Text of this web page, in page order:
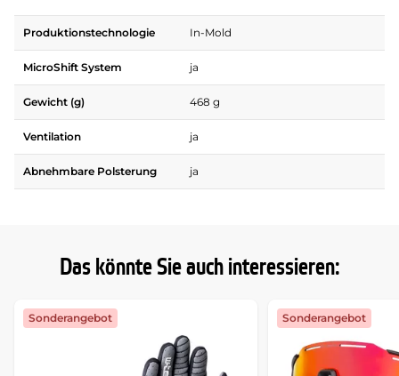
Das könnte Sie auch interessieren:
Sonderangebot Sonderangebot
Produktionstechnologie In-Mold
MicroShift System ja
Gewicht (g) 468 g
Ventilation ja
Abnehmbare Polsterung ja